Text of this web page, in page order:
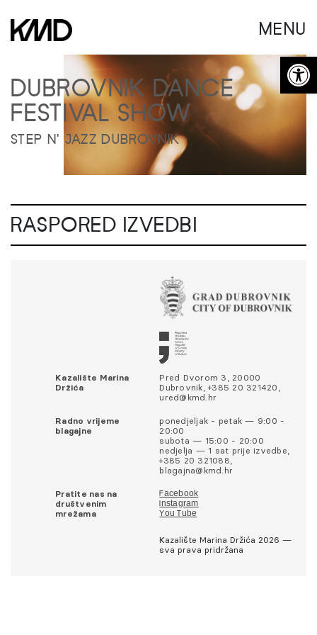
MENU
DUBROVNIK DANCE
FESTIVAL SHOW
STEP N' JAZZ DUBROVNIK
RASPORED IZVEDBI
Kazalište Marina
Držića
Pred Dvorom 3, 20000
Dubrovnik, +385 20 321420,
ured@kmd.hr
Radno vrijeme
blagajne
ponedjeljak - petak — 9:00 -
20:00
subota — 15:00 - 20:00
nedjelja — 1 sat prije izvedbe,
+385 20 321088,
blagajna@kmd.hr
Pratite nas na
društvenim
mrežama
Facebook
Instagram
You Tube
Kazalište Marina Držića 2026 —
sva prava pridržana